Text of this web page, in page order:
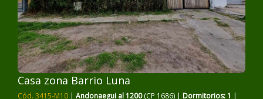
Casa zona Barrio Luna
Cód. 3415-M10 | Andonaegui al 1200(CP 1686) | Dormitorios: 1 |